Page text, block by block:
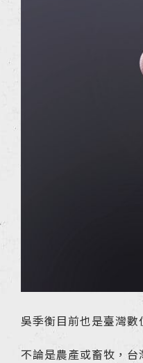
吳季衡目前也是臺灣
不論是農產或畜牧，